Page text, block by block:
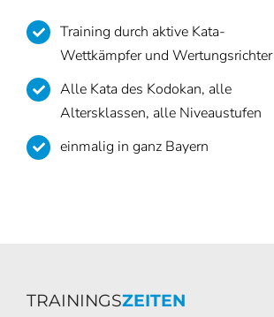
Training durch aktive Kata-
Wettkämpfer und Wertungsrichter
Alle Kata des Kodokan, alle
Altersklassen, alle Niveaustufen
einmalig in ganz Bayern
TRAININGSZEITEN